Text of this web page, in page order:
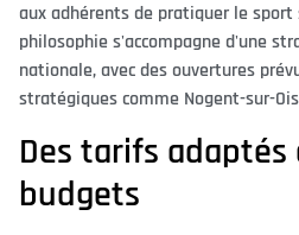
aux adhérents de pratiquer le
philosophie s'accompagne d'une
nationale, avec des ouvertures
stratégiques comme Nogent-sur-
Des tarifs adaptés
budgets